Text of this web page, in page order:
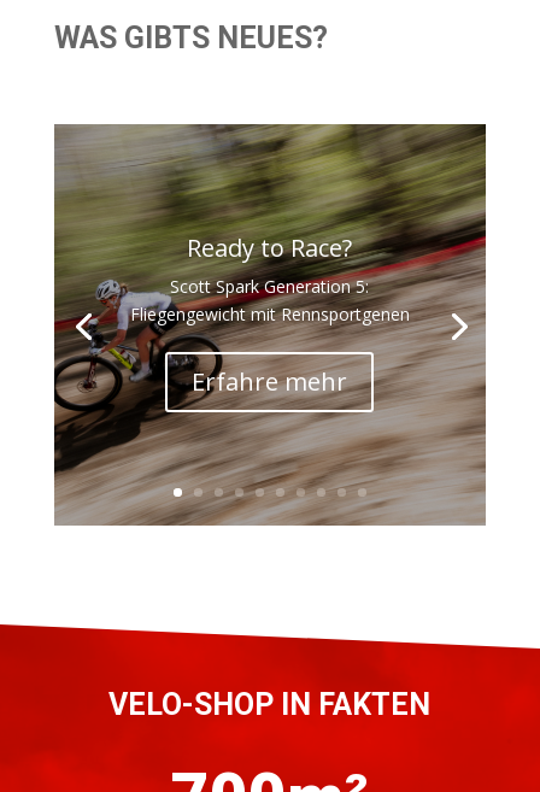
WAS GIBTS NEUES?
Ready to Race?
Scott Spark Generation 5:
Fliegengewicht mit Rennsportgenen
Erfahre mehr
VELO-SHOP IN FAKTEN